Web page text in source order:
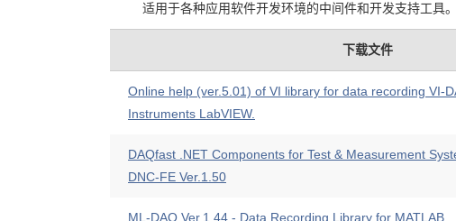
适用于各种应用软件开发环境的中间件和开发支持工具。
下载文件
Online help (ver.5.01) of VI library for data recording VI-
Instruments LabVIEW.
DAQfast .NET Components for Test & Measurement
DNC-FE Ver.1.50
ML-DAQ Ver.1.44 - Data Recording Library for MATLAB